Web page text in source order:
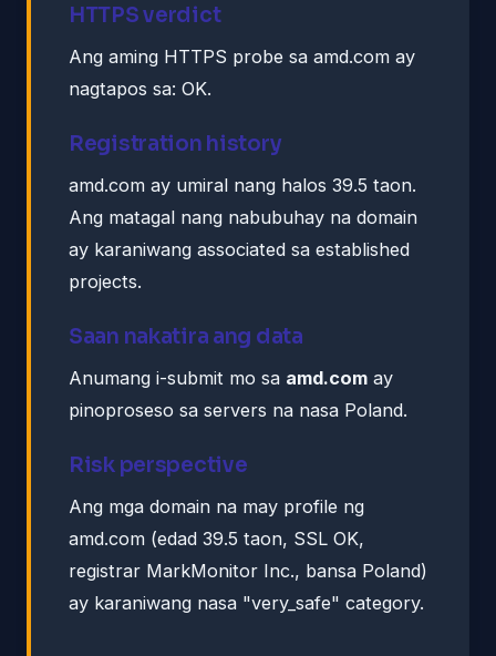
HTTPS verdict
Ang aming HTTPS probe sa amd.com ay
nagtapos sa: OK.
Registration history
amd.com ay umiral nang halos 39.5 taon.
Ang matagal nang nabubuhay na domain
ay karaniwang associated sa established
projects.
Saan nakatira ang data
Anumang i-submit mo sa amd.com ay
pinoproseso sa servers na nasa Poland.
Risk perspective
Ang mga domain na may profile ng
amd.com (edad 39.5 taon, SSL OK,
registrar MarkMonitor Inc., bansa Poland)
ay karaniwang nasa "very_safe" category.